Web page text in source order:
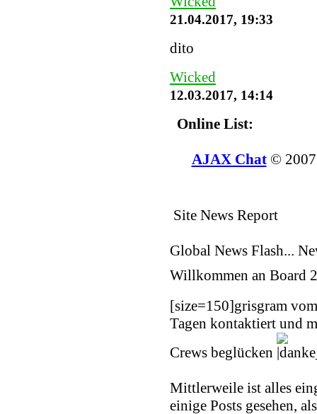
21.04.2017, 19:33
dito
Wicked
12.03.2017, 14:14
Online List:
AJAX Chat©
Site News Report
Global News Flash...
Willkommen an Board
[size=150]grisgram
Tagen kontaktiert und
Crews beglücken
Mittlerweile ist alles
einige Posts gesehen,